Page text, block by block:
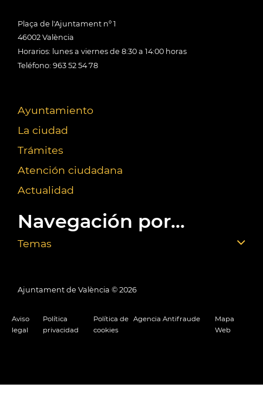
Plaça de l'Ajuntament nº 1
46002 València
Horarios: lunes a viernes de 8:30 a 14:00 horas
Teléfono: 963 52 54 78
Ayuntamiento
La ciudad
Trámites
Atención ciudadana
Actualidad
Navegación por...
Temas
Ajuntament de València © 2026
Aviso
legal
Política
privacidad
Política de
cookies
Agencia Antifraude
Mapa
Web